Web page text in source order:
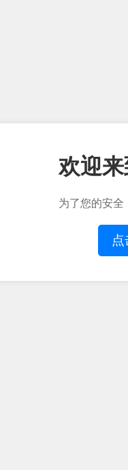
欢迎
为了您的安全